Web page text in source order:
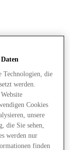
Technologien, die
werden.
Cookies
unsere
die Sie sehen,
werden nur
finden